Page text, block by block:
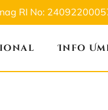
RI No:
Info